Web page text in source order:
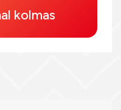
kolmas